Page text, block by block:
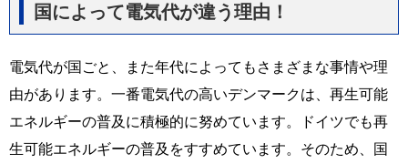
国によって電気代が違う理由！
電気代が国ごと、また年代によってもさまざまな事情や理
由があります。一番電気代の高いデンマークは、再生可能
エネルギーの普及に積極的に努めています。ドイツでも再
生可能エネルギーの普及をすすめています。そのため、国